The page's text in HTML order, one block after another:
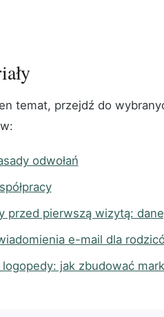
temat, przejdź do
odwołań
przed pierwszą wizytą:
e-mail dla
logopedy: jak zbudować